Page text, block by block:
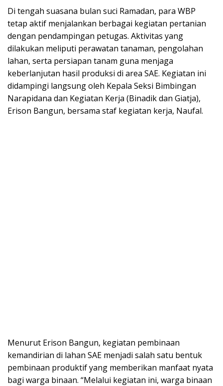
Di tengah suasana bulan suci Ramadan, para WBP
tetap aktif menjalankan berbagai kegiatan pertanian
dengan pendampingan petugas. Aktivitas yang
dilakukan meliputi perawatan tanaman, pengolahan
lahan, serta persiapan tanam guna menjaga
keberlanjutan hasil produksi di area SAE. Kegiatan ini
didampingi langsung oleh Kepala Seksi Bimbingan
Narapidana dan Kegiatan Kerja (Binadik dan Giatja),
Erison Bangun, bersama staf kegiatan kerja, Naufal.
Menurut Erison Bangun, kegiatan pembinaan
kemandirian di lahan SAE menjadi salah satu bentuk
pembinaan produktif yang memberikan manfaat nyata
bagi warga binaan. “Melalui kegiatan ini, warga binaan